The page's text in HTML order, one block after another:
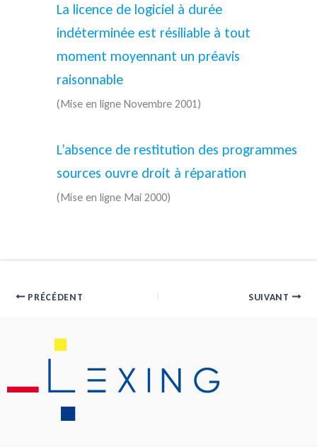
La licence de logiciel à durée
indéterminée est résiliable à tout
moment moyennant un préavis
raisonnable
(Mise en ligne Novembre 2001)
L’absence de restitution des programmes
sources ouvre droit à réparation
(Mise en ligne Mai 2000)
PRÉCÉDENT SUIVANT